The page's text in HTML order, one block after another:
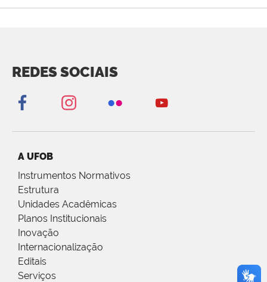
REDES SOCIAIS
A UFOB
Instrumentos Normativos
Estrutura
Unidades Acadêmicas
Planos Institucionais
Inovação
Internacionalização
Editais
Serviços